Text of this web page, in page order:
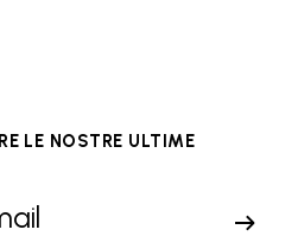
LE NOSTRE ULTIME